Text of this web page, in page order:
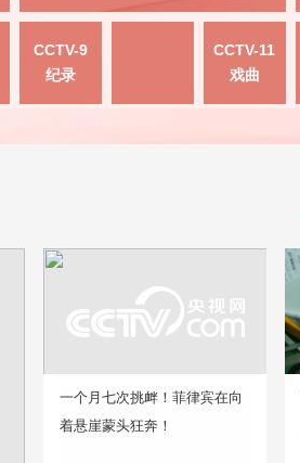
CCTV-9
纪录
CCTV-11
戏曲
一个月七次挑衅！菲律宾在向
着悬崖蒙头狂奔！